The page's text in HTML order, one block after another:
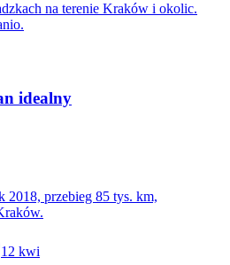
na terenie Kraków i okolic.
idealny
2018, przebieg 85 tys. km,
12 kwi